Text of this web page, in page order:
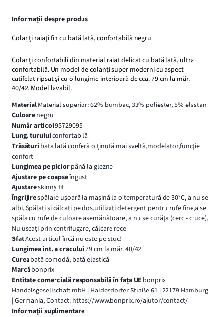
Informații despre produs
Colanţi raiaţi fin cu bată lată, confortabilă negru
Colanţi confortabili din material raiat delicat cu bată lată, ultra
confortabilă. Un model de colanţi super moderni cu aspect
catifelat ripsat şi cu o lungime interioară de cca. 79 cm la măr.
40/42. Model lavabil.
MaterialMaterial superior: 62% bumbac, 33% poliester, 5% elastan
Culoarenegru
Număr articol95729095
Lung. turuluiconfortabilă
Trăsături bata lată conferă o ţinută mai sveltă,modelator,funcţie
confort
Lungimea pe piciorpână la glezne
Ajustare pe coapseîngust
Ajustareskinny fit
Îngrijirespălare ușoară la mașină la o temperatură de 30°C, a nu se
albi, Spălați și călcați pe dos,utilizaţi detergent pentru rufe fine,a se
spăla cu rufe de culoare asemănătoare, a nu se curăţa (cerc - cruce),
Nu uscați prin centrifugare, călcare rece
SfatAcest articol încă nu este pe stoc!
Lungimea int. a cracului79 cm la măr. 40/42
Cureabată comodă, bată elastică
Marcăbonprix
Entitate comercială responsabilă în fața UE bonprix
Handelsgesellschaft mbH | Haldesdorfer Straße 61 | 22179 Hamburg
| Germania, Contact: https://www.bonprix.ro/ajutor/contact/
Informaţii suplimentare